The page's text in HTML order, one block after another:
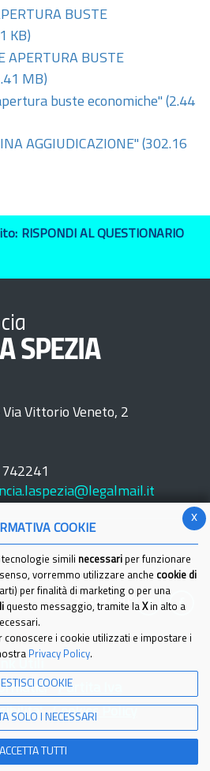
BUSTE
KB)
APERTURA BUSTE
MB)
buste economiche" (2.44
AGGIUDICAZIONE" (302.16
RISPONDI AL QUESTIONARIO
SPEZIA
Vittorio Veneto, 2
Seguici su:
Partita Iva
Cookies Policy
Spezia - Tutti i diritti riservati
x
COOKIE
tecnologie simili necessari per funzionare
vorremmo utilizzare anche cookie di
per finalità di marketing o per una
questo messaggio, tramite la Xin alto a
conoscere i cookie utilizzati e impostare i
Privacy Policy.
COOKIE
SOLO I NECESSARI
ACCETTA TUTTI